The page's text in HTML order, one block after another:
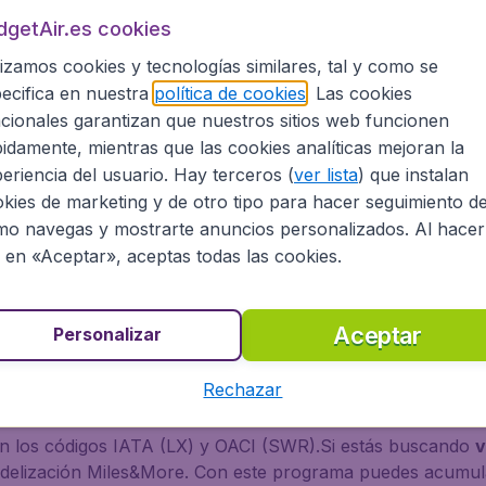
Su nombre oficial es Swiss International Air Lines
Kloten. Transporta anualmente más de once
la administración judicial debido a que se declaró en
pasó al ámbito internacional y cambió su nombre a
diez años de media. En 2007, Swiss fue elegida como
seleccionado el Aeropuerto de Zurich, donde se ubica
Europa, África, América del Norte, América del Sur y
y Ginebra. 48 de estos destinos son dentro del
Barcelona, Fuerteventura, Ibiza, Jerez de la
Gracias Star Allianz, Swiss Air conecta de forma
códigos IATA (LX) y OACI (SWR).Si estás buscando
Miles&More. Con este programa puedes
cookies
cookies y tecnologías similares, tal y como se
en nuestra política de cookies . Las cookies
garantizan que nuestros sitios web funcionen
mientras que las cookies analíticas mejoran la
del usuario. Hay terceros (ver lista) que instalan
de marketing y de otro tipo para hacer seguimiento de
navegas y mostrarte anuncios personalizados. Al hacer
en «Aceptar», aceptas todas las cookies.
Aceptar
Personalizar
Rechazar